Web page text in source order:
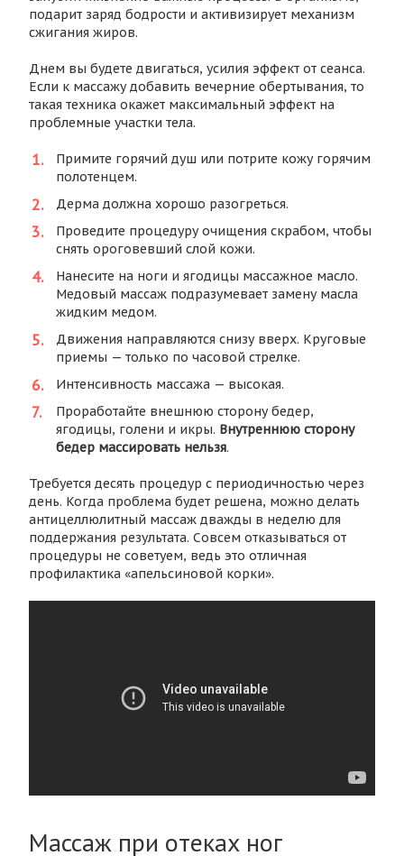
подарит заряд бодрости и активизирует механизм
сжигания жиров.
Днем вы будете двигаться, усилия эффект от сеанса.
Если к массажу добавить вечерние обертывания, то
такая техника окажет максимальный эффект на
проблемные участки тела.
Примите горячий душ или потрите кожу горячим
полотенцем.
Дерма должна хорошо разогреться.
Проведите процедуру очищения скрабом, чтобы
снять ороговевший слой кожи.
Нанесите на ноги и ягодицы массажное масло.
Медовый массаж подразумевает замену масла
жидким медом.
Движения направляются снизу вверх. Круговые
приемы — только по часовой стрелке.
Интенсивность массажа — высокая.
Проработайте внешнюю сторону бедер,
ягодицы, голени и икры. Внутреннюю сторону
бедер массировать нельзя.
Требуется десять процедур с периодичностью через
день. Когда проблема будет решена, можно делать
антицеллюлитный массаж дважды в неделю для
поддержания результата. Совсем отказываться от
процедуры не советуем, ведь это отличная
профилактика «апельсиновой корки».
Массаж при отеках ног